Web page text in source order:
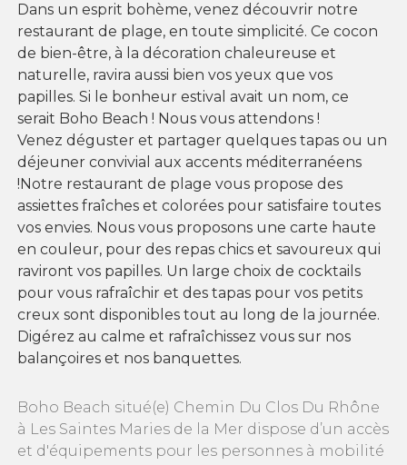
Dans un esprit bohème, venez découvrir notre
restaurant de plage, en toute simplicité. Ce cocon
de bien-être, à la décoration chaleureuse et
naturelle, ravira aussi bien vos yeux que vos
papilles. Si le bonheur estival avait un nom, ce
serait Boho Beach ! Nous vous attendons !
Venez déguster et partager quelques tapas ou un
déjeuner convivial aux accents méditerranéens
!Notre restaurant de plage vous propose des
assiettes fraîches et colorées pour satisfaire toutes
vos envies. Nous vous proposons une carte haute
en couleur, pour des repas chics et savoureux qui
raviront vos papilles. Un large choix de cocktails
pour vous rafraîchir et des tapas pour vos petits
creux sont disponibles tout au long de la journée.
Digérez au calme et rafraîchissez vous sur nos
balançoires et nos banquettes.
Boho Beach situé(e) Chemin Du Clos Du Rhône
à Les Saintes Maries de la Mer dispose d’un accès
et d'équipements pour les personnes à mobilité